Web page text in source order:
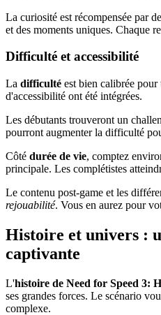
La curiosité est récompensée par
et des moments uniques. Chaque
Difficulté et accessibilité
La difficulté est bien calibrée
d'accessibilité ont été intégrées.
Les débutants trouveront un
pourront augmenter la difficulté
Côté durée de vie, comptez
principale. Les complétistes
Le contenu post-game et les
rejouabilité. Vous en aurez pour
Histoire et univers :
captivante
L'histoire de Need for Speed 3:
ses grandes forces. Le scénario
complexe.